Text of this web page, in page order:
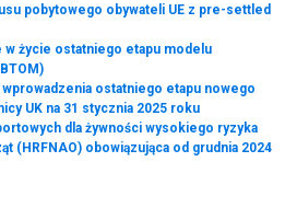
pobytowego obywateli UE z pre-settled
w życie ostatniego etapu modelu
wprowadzenia ostatniego etapu nowego
UK na 31 stycznia 2025 roku
dla żywności wysokiego ryzyka
(HRFNAO) obowiązująca od grudnia 2024